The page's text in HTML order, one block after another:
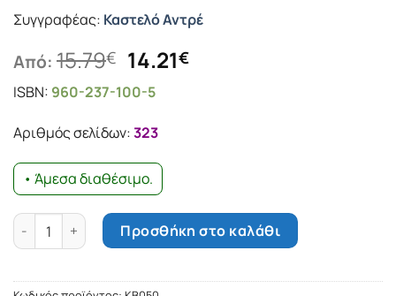
Συγγραφέας: Καστελό Αντρέ
Από: 15.79€ Original
price
was:
15.79€.
14.21€Η
ISBN: 960-237-100-5
Αριθμός σελίδων:323
• Άμεσα διαθέσιμο.
Η βασίλισσα Μαργκό ποσότηταΠροσθήκη στο καλάθι